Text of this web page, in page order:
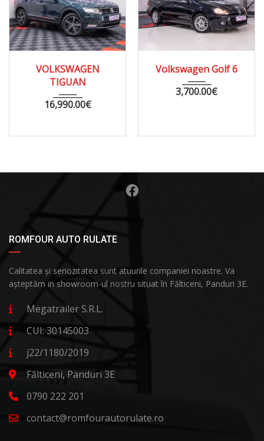
VOLKSWAGEN
TIGUAN
16,990.00€
266000
Volkswagen Golf 6
3,700.00€
ROMFOUR AUTO RULATE
Calitatea și seriozitatea sunt atuurile companiei noastre. Va
așteptăm in showroom-ul nostru situat în Fălticeni, Panduri 3E.
Megatrailer S.R.L.
CUI: 30145003
j22/1180/2019
Fălticeni, Panduri 3E
0790 222 201
contact@romfourautorulate.ro